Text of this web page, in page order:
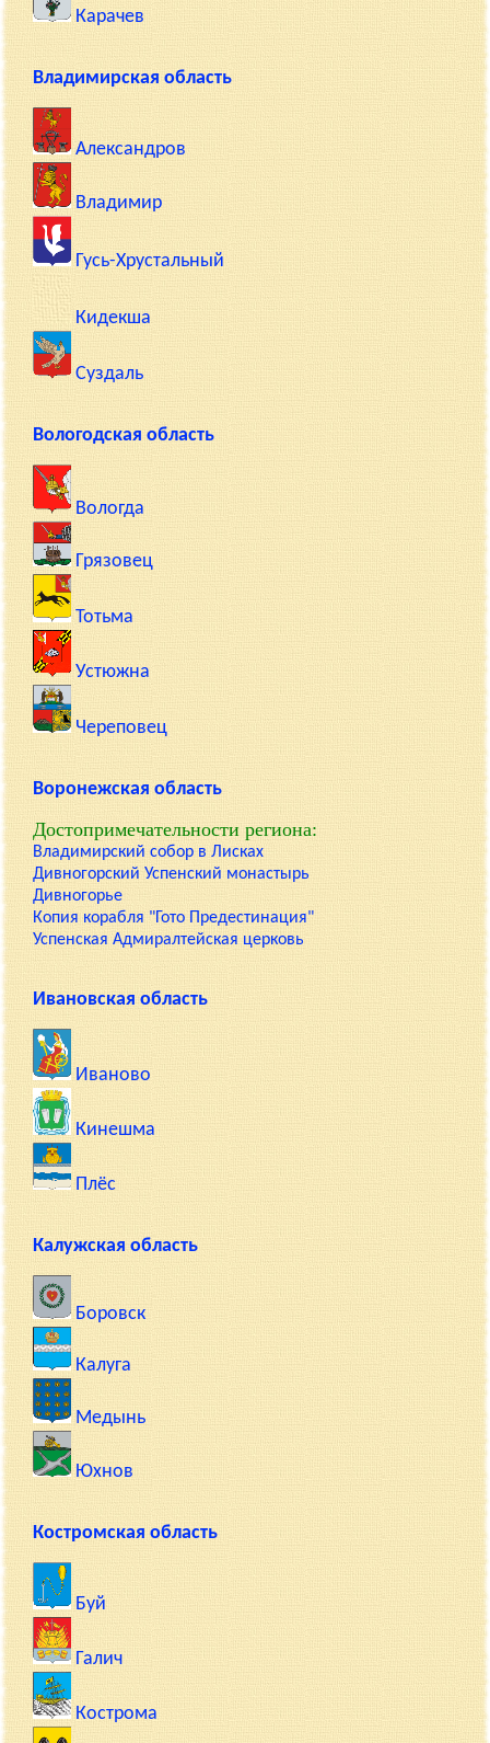
Карачев
Владимирская область
Александров
Владимир
Гусь-Хрустальный
Кидекша
Суздаль
Вологодская область
Вологда
Грязовец
Тотьма
Устюжна
Череповец
Воронежская область
Достопримечательности региона:
Владимирский собор в Лисках
Дивногорский Успенский монастырь
Дивногорье
Копия корабля "Гото Предестинация"
Успенская Адмиралтейская церковь
Ивановская область
Иваново
Кинешма
Плёс
Калужская область
Боровск
Калуга
Медынь
Юхнов
Костромская область
Буй
Галич
Кострома